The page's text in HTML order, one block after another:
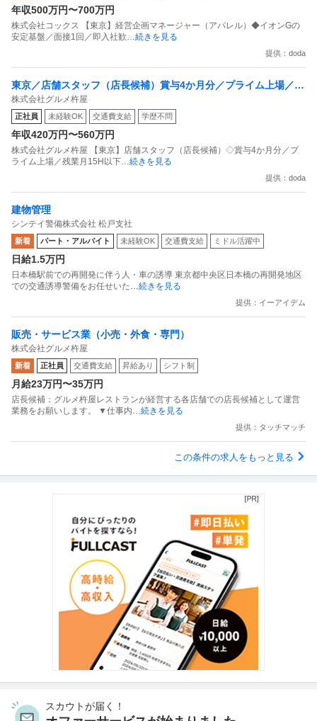
年収500万円〜700万円
株式会社コックス 【東京】経営企画マネージャー（アパレル）◆イオンGの
安定基盤／面接1回／即入社歓 …続きを見る
提供：doda
東京／店舗スタッフ（店長候補）賞与4か月分／プライム上場／残
業月15H以下／新店オープン多数
株式会社グルメ杵屋
正社員 未経験OK 交通費支給 学歴不問
年収420万円〜560万円
株式会社グルメ杵屋 【東京】店舗スタッフ（店長候補）◇賞与4か月分／プ
ライム上場／残業月15H以下 …続きを見る
提供：doda
建物管理
シンテイ警備株式会社 松戸支社
新着 パート・アルバイト 未経験OK 交通費支給 ミドル活躍中
日給1.5万円
日本橋駅前での再開発に伴う人・車の誘導 東京都中央区日本橋の再開発地区
での交通誘導警備をお任せいた …続きを見る
提供：イーアイデム
販売・サービス業（小売・外食・専門）
株式会社グルメ杵屋
新着 正社員 交通費支給 昇給あり シフト制
月給23万円〜35万円
店長候補：グルメ杵屋レストランが経営する各店舗での店長候補として運営
業務をお願いします。 ▼仕事内 …続きを見る
提供：タッチマッチ
この条件の求人をもっと見る
スカウトが届く！